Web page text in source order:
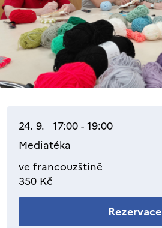
24. 9. 17:00 - 19:00
Mediatéka
ve francouzštině
350 Kč
Rezervace